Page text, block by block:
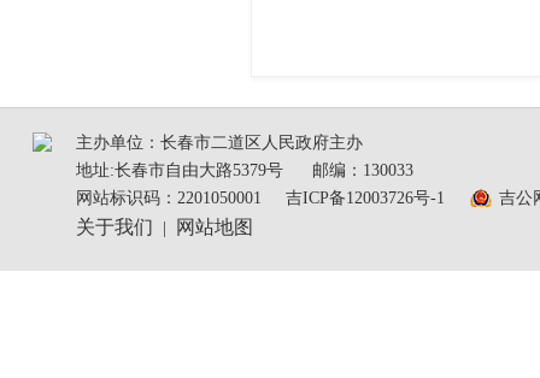
主办单位：长春市二道区人民政府主办
地址:长春市自由大路5379号
邮编：130033
网站标识码：2201050001
吉ICP备12003726号-1 吉公
关于我们 网站地图